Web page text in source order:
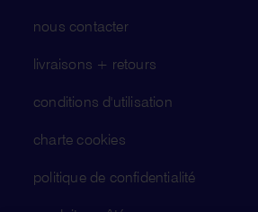
nous contacter
livraisons + retours
conditions d'utilisation
charte cookies
politique de confidentialité